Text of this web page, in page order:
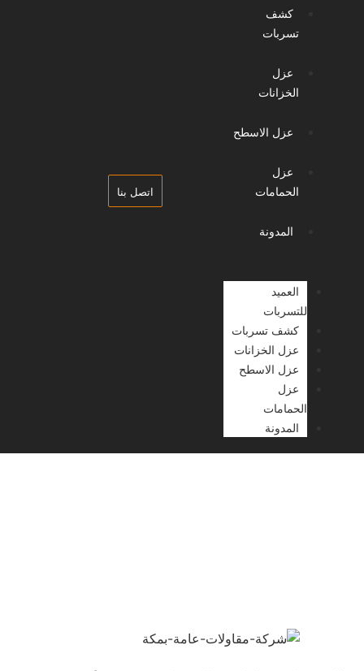
كشف
تسربات
عزل
الخزانات
عزل الاسطح
عزل
الحمامات
المدونة
العميد
للتسربات
كشف تسربات
عزل الخزانات
عزل الاسطح
عزل
الحمامات
المدونة
اتصل بنا